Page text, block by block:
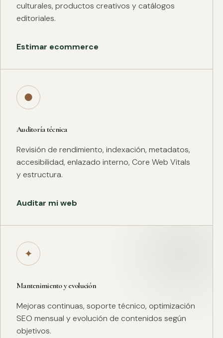
culturales, productos creativos y catálogos
editoriales.
Estimar ecommerce
●
Auditoría técnica
Revisión de rendimiento, indexación, metadatos,
accesibilidad, enlazado interno, Core Web Vitals
y estructura.
Auditar mi web
✦
Mantenimiento y evolución
Mejoras continuas, soporte técnico, optimización
SEO mensual y evolución de contenidos según
objetivos.